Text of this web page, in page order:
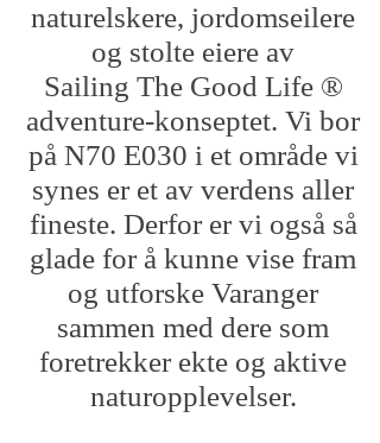
naturelskere, jordomseilere
og stolte eiere av
Sailing The Good Life ®
adventure-konseptet. Vi bor
på N70 E030 i et område vi
synes er et av verdens aller
fineste. Derfor er vi også så
glade for å kunne vise fram
og utforske Varanger
sammen med dere som
foretrekker ekte og aktive
naturopplevelser.